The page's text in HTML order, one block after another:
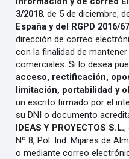
3/2018, de 5 de diciembre,
España y del RGPD 2016/
dirección de correo
con la finalidad de
comerciales. Si lo desea
acceso, rectificación,
limitación, portabilidad y
un escrito firmado por el
su DNI o documento
IDEAS Y PROYECTOS S.L.,
Nº 8, Pol. Ind. Mijares de
o mediante correo